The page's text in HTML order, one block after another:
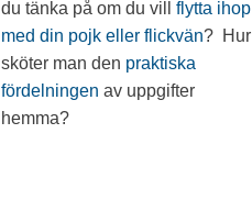
du tänka på om du vill flytta ihop
med din pojk eller flickvän? Hur
sköter man den praktiska
fördelningen av uppgifter
hemma?